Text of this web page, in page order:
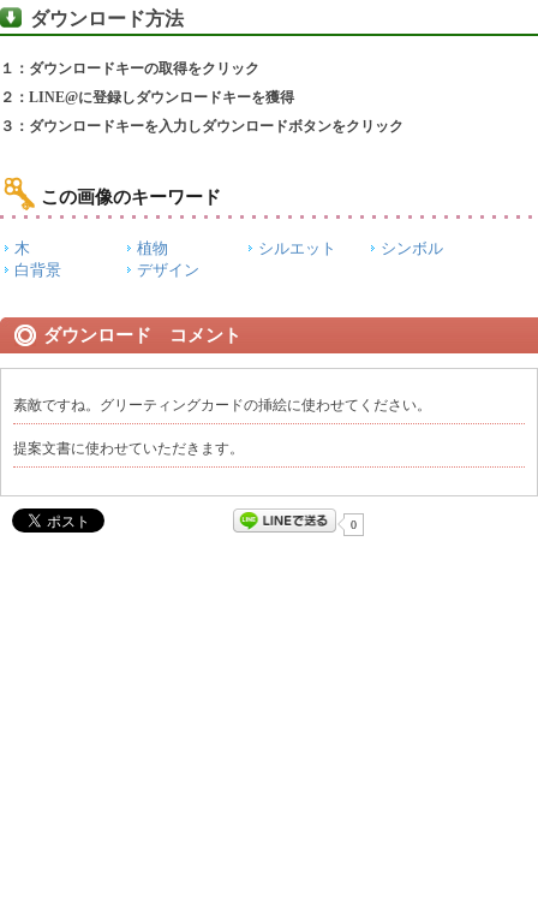
ダウンロード方法
１：ダウンロードキーの取得をクリック
２：LINE@に登録しダウンロードキーを獲得
３：ダウンロードキーを入力しダウンロードボタンをクリック
この画像のキーワード
木 植物 シルエット
シンボル
白背景
デザイン
ダウンロード コメント
素敵ですね。グリーティングカードの挿絵に使わせてください。
提案文書に使わせていただきます。
0